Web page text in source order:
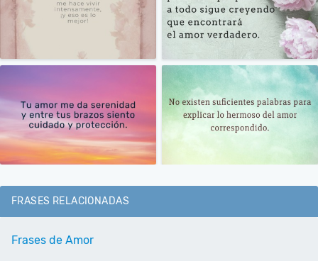
FRASES RELACIONADAS
Frases de Amor